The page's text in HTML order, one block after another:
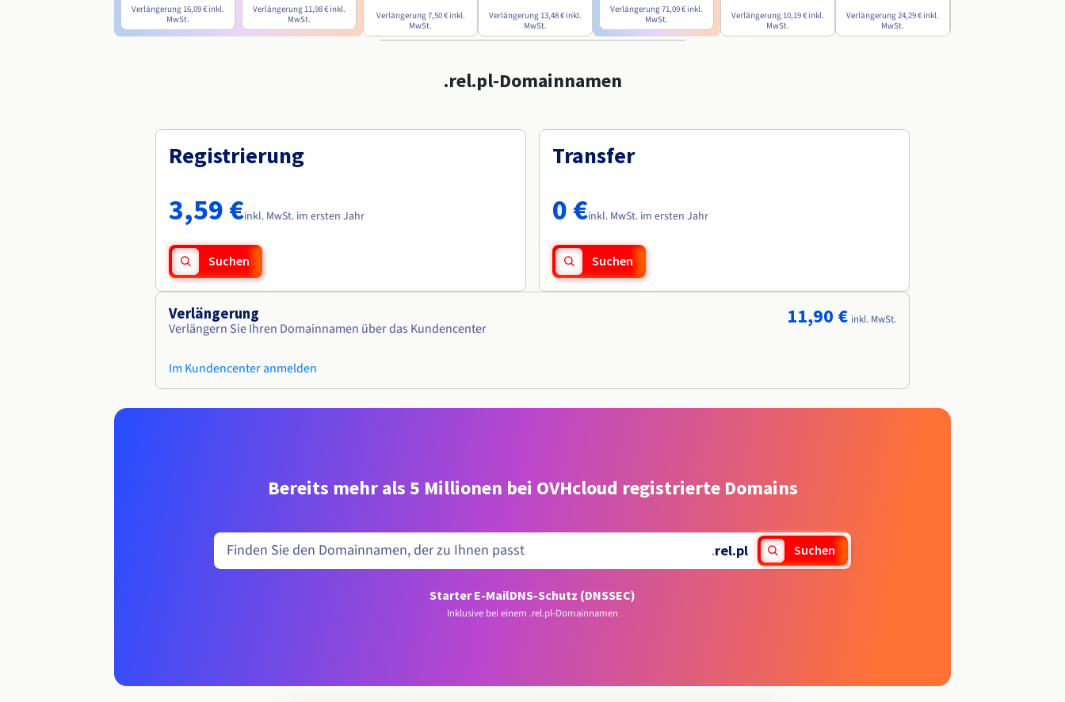
Verlängerung 16,09 € inkl.
MwSt.
Verlängerung 11,98 € inkl.
MwSt.
Verlängerung 7,50 € inkl.
MwSt.
Verlängerung 13,48 € inkl.
MwSt.
Verlängerung 71,09 € inkl.
MwSt.
Verlängerung 10,19 € inkl.
MwSt.
Verlängerung 24,29 € inkl.
MwSt.
.rel.pl-Domainnamen
Registrierung
3,59 €inkl. MwSt. im ersten Jahr
Suchen
Transfer
0 €inkl. MwSt. im ersten Jahr
Suchen
Verlängerung
Verlängern Sie Ihren Domainnamen über das Kundencenter
Im Kundencenter anmelden
11,90 € inkl. MwSt.
Bereits mehr als 5 Millionen bei OVHcloud registrierte Domains
.rel.pl Suchen
Starter E-MailDNS-Schutz (DNSSEC)
Inklusive bei einem .rel.pl-Domainnamen